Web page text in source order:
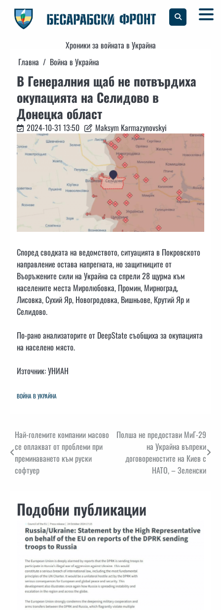
content
Хроники за войната в Украйна
Главна
Война в Украйна
В Генералния щаб не потвърдиха
окупацията на Селидово в
Донецка област
2024-10-31 13:50 Maksym Karmazynovskyi
Според сводката на ведомството, ситуацията в Покровското
направление остава напрегната, но защитниците от
Въоръжените сили на Украйна са спрели 28 щурма към
населените места Миролюбовка, Промин, Мирноград,
Лисовка, Сухий Яр, Новогродовка, Вишньове, Крутий Яр и
Селидово.
По-рано анализаторите от DeepState съобщиха за окупацията
на населено място.
Източник: УНИАН
ВОЙНА В УКРАЙНА
Навигация
Най-големите компании масово
се оплакват от проблеми при
преминаването към руски
софтуер
Полша не предостави МиГ-29
на Украйна въпреки
договореностите на Киев с
НАТО, – Зеленски
Подобни публикации